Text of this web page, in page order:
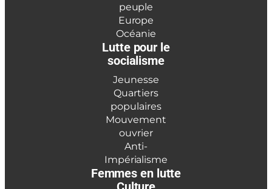
peuple
Europe
Océanie
Lutte pour le
socialisme
Jeunesse
Quartiers
populaires
Mouvement
ouvrier
Anti-
Impérialisme
Femmes en lutte